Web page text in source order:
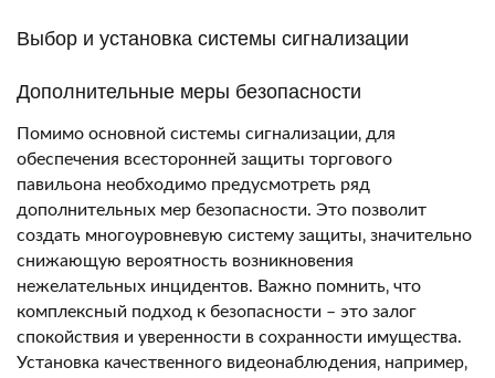
Выбор и установка системы сигнализации
Дополнительные меры безопасности
Помимо основной системы сигнализации‚ для
обеспечения всесторонней защиты торгового
павильона необходимо предусмотреть ряд
дополнительных мер безопасности. Это позволит
создать многоуровневую систему защиты‚ значительно
снижающую вероятность возникновения
нежелательных инцидентов. Важно помнить‚ что
комплексный подход к безопасности – это залог
спокойствия и уверенности в сохранности имущества.
Установка качественного видеонаблюдения‚ например‚